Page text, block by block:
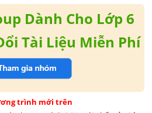
Dành Cho Lớp 6
Tài Liệu Miễn Phí
trình mới trên